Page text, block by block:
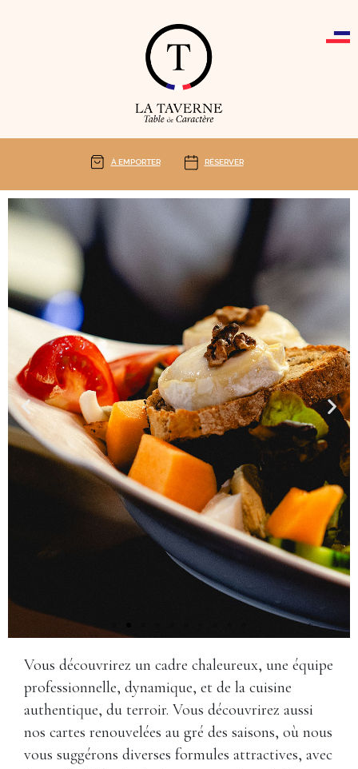
À EMPORTER RÉSERVER
Vous découvrirez un cadre chaleureux, une équipe
professionnelle, dynamique, et de la cuisine
authentique, du terroir. Vous découvrirez aussi
nos cartes renouvelées au gré des saisons, où nous
vous suggérons diverses formules attractives, avec